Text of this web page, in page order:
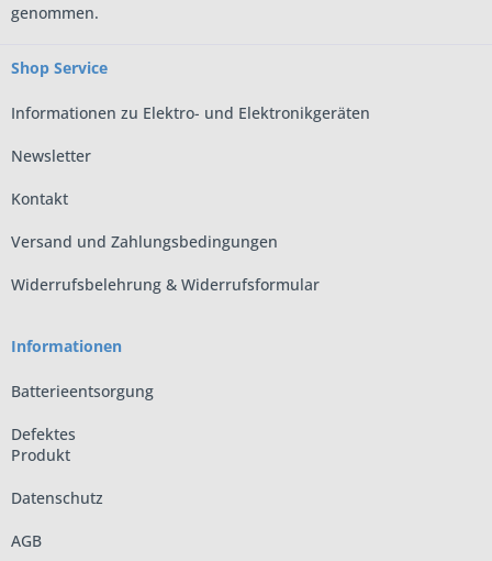
genommen.
Shop Service
Informationen zu Elektro- und Elektronikgeräten
Newsletter
Kontakt
Versand und Zahlungsbedingungen
Widerrufsbelehrung & Widerrufsformular
Informationen
Batterieentsorgung
Defektes
Produkt
Datenschutz
AGB